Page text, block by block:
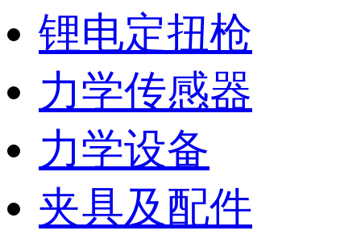
锂电定扭枪
力学传感器
力学设备
夹具及配件